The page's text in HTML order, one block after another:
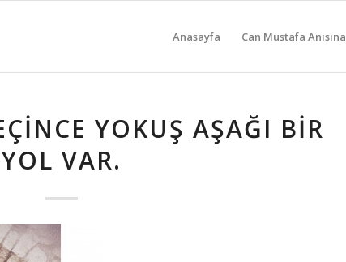
Anasayfa Can Mustafa Anısına
YOKUŞ AŞAĞI BIR
YOL VAR.